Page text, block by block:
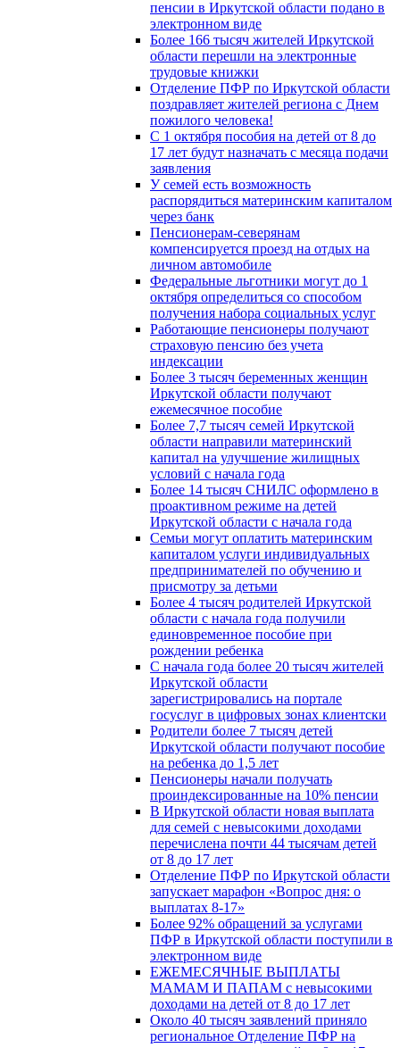
пенсии в Иркутской области подано в
электронном виде
Более 166 тысяч жителей Иркутской
области перешли на электронные
трудовые книжки
Отделение ПФР по Иркутской области
поздравляет жителей региона с Днем
пожилого человека!
С 1 октября пособия на детей от 8 до
17 лет будут назначать с месяца подачи
заявления
У семей есть возможность
распорядиться материнским капиталом
через банк
Пенсионерам-северянам
компенсируется проезд на отдых на
личном автомобиле
Федеральные льготники могут до 1
октября определиться со способом
получения набора социальных услуг
Работающие пенсионеры получают
страховую пенсию без учета
индексации
Более 3 тысяч беременных женщин
Иркутской области получают
ежемесячное пособие
Более 7,7 тысяч семей Иркутской
области направили материнский
капитал на улучшение жилищных
условий с начала года
Более 14 тысяч СНИЛС оформлено в
проактивном режиме на детей
Иркутской области с начала года
Семьи могут оплатить материнским
капиталом услуги индивидуальных
предпринимателей по обучению и
присмотру за детьми
Более 4 тысяч родителей Иркутской
области с начала года получили
единовременное пособие при
рождении ребенка
С начала года более 20 тысяч жителей
Иркутской области
зарегистрировались на портале
госуслуг в цифровых зонах клиентски
Родители более 7 тысяч детей
Иркутской области получают пособие
на ребенка до 1,5 лет
Пенсионеры начали получать
проиндексированные на 10% пенсии
В Иркутской области новая выплата
для семей с невысокими доходами
перечислена почти 44 тысячам детей
от 8 до 17 лет
Отделение ПФР по Иркутской области
запускает марафон «Вопрос дня: о
выплатах 8-17»
Более 92% обращений за услугами
ПФР в Иркутской области поступили в
электронном виде
ЕЖЕМЕСЯЧНЫЕ ВЫПЛАТЫ
МАМАМ И ПАПАМ с невысокими
доходами на детей от 8 до 17 лет
Около 40 тысяч заявлений приняло
региональное Отделение ПФР на